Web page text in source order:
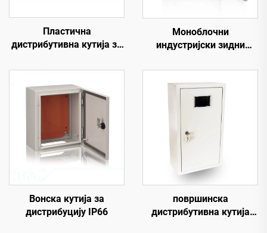
Пластична
дистрибутивна кутија за
кола
Моноблочни
индустријски зидни
корпуси са унутрашњим
вратима IP66
Вонска кутија за
дистрибуцију IP66
површинска
дистрибутивна кутија